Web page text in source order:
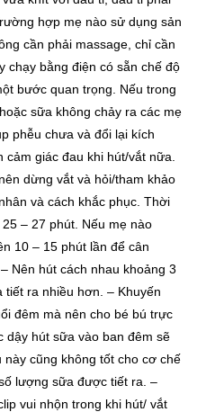
hợp mẹ nào sử dụng sản
cần phải massage, chỉ cần
chạy bằng điện có sẵn chế độ
bước quan trọng.
Nếu trong
sữa không chảy ra các mẹ
phễu chưa và đổi lại kích
giác đau khi hút/vắt nữa.
dừng vắt và hỏi/tham khảo
và cách khắc phục. Thời
– 27 phút. Nếu mẹ nào
10 – 15 phút lần để cân
– Nên hút cách nhau khoảng 3
ra nhiều hơn. – Khuyến
đêm mà nên cho bé bú trực
dậy hút sữa vào ban đêm sẽ
cũng không tốt cho cơ chế
lượng sữa được tiết ra. –
vui nhộn trong khi hút/ vắt